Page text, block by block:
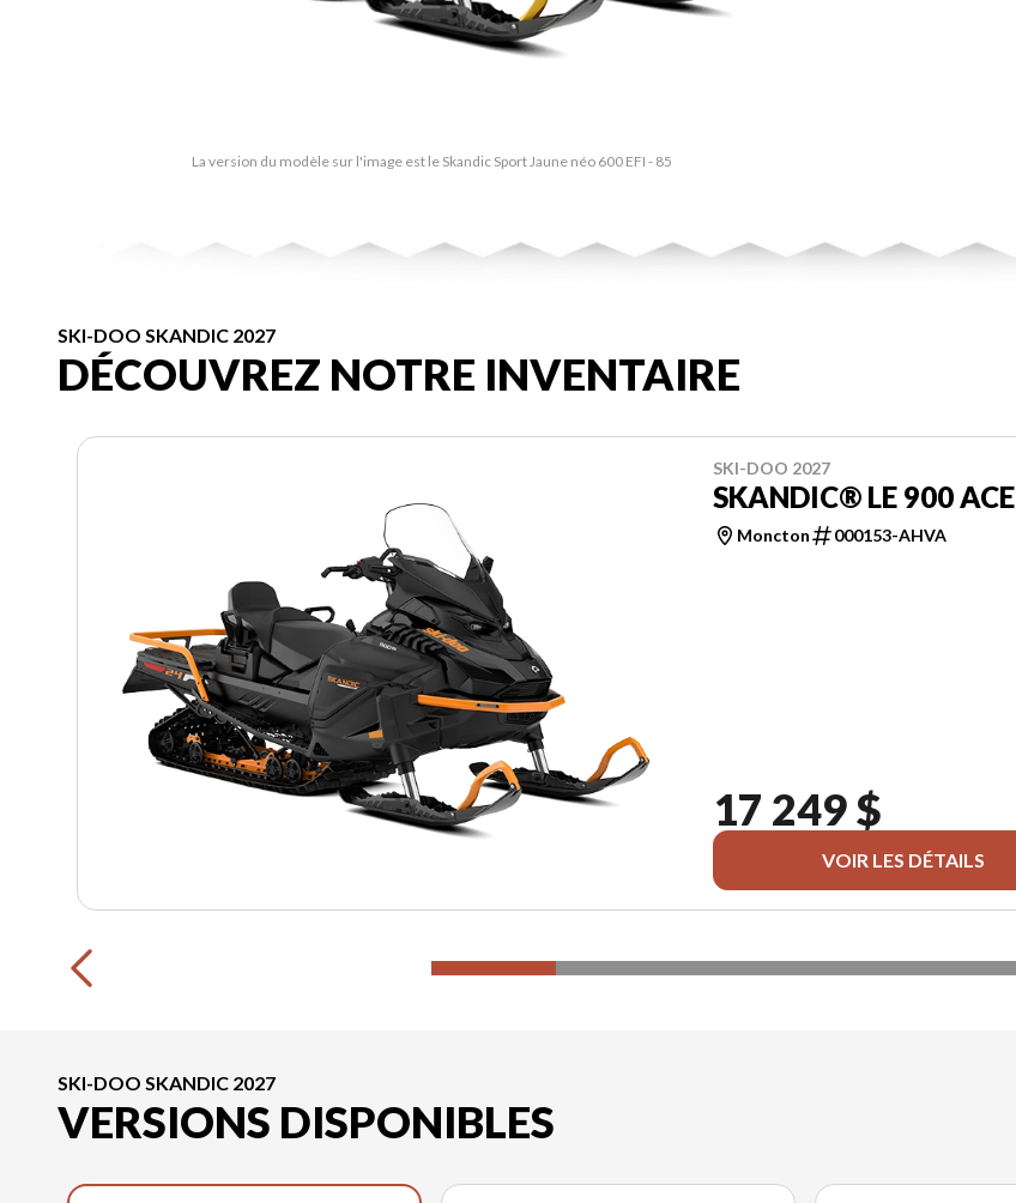
La version du modèle sur l'image est le Skandic Sport Jaune néo 600 EFI - 85
SKI-DOO SKANDIC 2027
DÉCOUVREZ NOTRE INVENTAIRE
SKI-DOO 2027
SKANDIC® LE 900 ACE
Moncton 000153-AHVA
17 249 $
VOIR LES DÉTAILS
SKI-DOO SKANDIC 2027
VERSIONS DISPONIBLES